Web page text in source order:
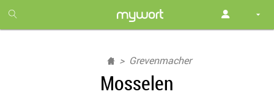
month
free
Grevenmacher
Mosselen